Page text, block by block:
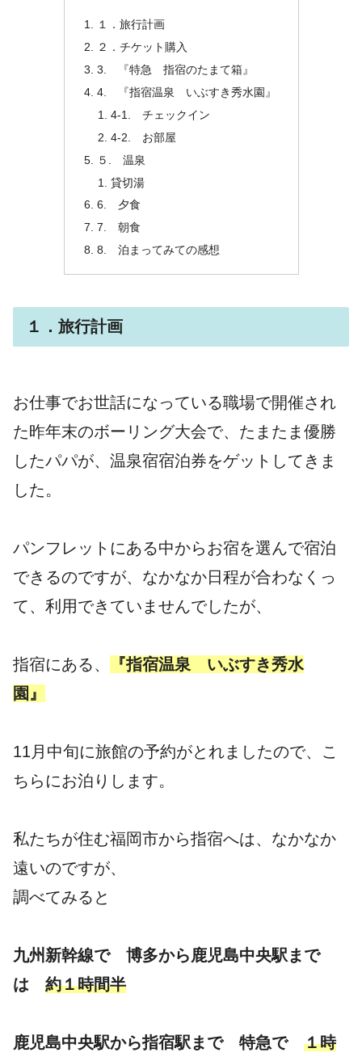
１．旅行計画
２．チケット購入
3. 『特急 指宿のたまて箱』
4. 『指宿温泉 いぶすき秀水園』
4-1. チェックイン
4-2. お部屋
５. 温泉
貸切湯
6. 夕食
7. 朝食
8. 泊まってみての感想
１．旅行計画
お仕事でお世話になっている職場で開催され
た昨年末のボーリング大会で、たまたま優勝
したパパが、温泉宿宿泊券をゲットしてきま
した。
パンフレットにある中からお宿を選んで宿泊
できるのですが、なかなか日程が合わなくっ
て、利用できていませんでしたが、
指宿にある、
『指宿温泉 いぶすき秀水
園』
11月中旬に旅館の予約がとれましたので、こ
ちらにお泊りします。
私たちが住む福岡市から指宿へは、なかなか
遠いのですが、
調べてみると
九州新幹線で 博多から鹿児島中央駅まで
は 約１時間半
鹿児島中央駅から指宿駅まで 特急で １時